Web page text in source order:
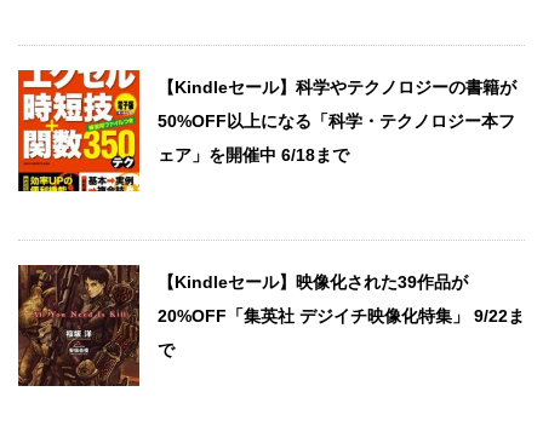
【Kindleセール】科学やテクノロジーの書籍が
50%OFF以上になる「科学・テクノロジー本フ
ェア」を開催中 6/18まで
【Kindleセール】映像化された39作品が
20%OFF「集英社 デジイチ映像化特集」 9/22ま
で